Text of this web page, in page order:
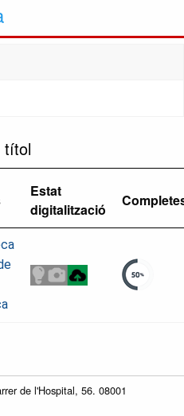
títol
Estat
digitalització
de l'Hospital, 56. 08001